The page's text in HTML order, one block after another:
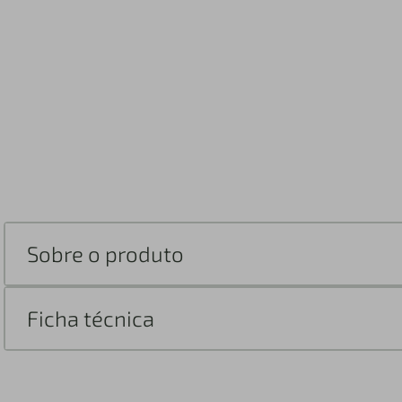
Sobre o produto
Ficha técnica